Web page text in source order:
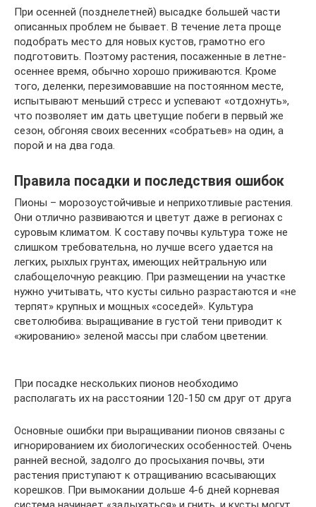
При осенней (позднелетней) высадке большей части
описанных проблем не бывает. В течение лета проще
подобрать место для новых кустов, грамотно его
подготовить. Поэтому растения, посаженные в летне-
осеннее время, обычно хорошо приживаются. Кроме
того, деленки, перезимовавшие на постоянном месте,
испытывают меньший стресс и успевают «отдохнуть»,
что позволяет им дать цветущие побеги в первый же
сезон, обгоняя своих весенних «собратьев» на один, а
порой и на два года.
Правила посадки и последствия ошибок
Пионы – морозоустойчивые и неприхотливые растения.
Они отлично развиваются и цветут даже в регионах с
суровым климатом. К составу почвы культура тоже не
слишком требовательна, но лучше всего удается на
легких, рыхлых грунтах, имеющих нейтральную или
слабощелочную реакцию. При размещении на участке
нужно учитывать, что кусты сильно разрастаются и «не
терпят» крупных и мощных «соседей». Культура
светолюбива: выращивание в густой тени приводит к
«жированию» зеленой массы при слабом цветении.
При посадке нескольких пионов необходимо
располагать их на расстоянии 120-150 см друг от друга
Основные ошибки при выращивании пионов связаны с
игнорированием их биологических особенностей. Очень
ранней весной, задолго до просыхания почвы, эти
растения приступают к отращиванию всасывающих
корешков. При вымокании дольше 4-6 дней корневая